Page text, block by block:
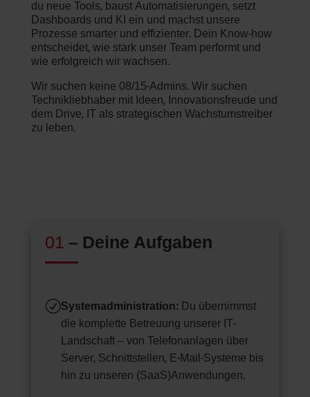
du neue Tools, baust Automatisierungen, setzt
Dashboards und KI ein und machst unsere
Prozesse smarter und effizienter. Dein Know-how
entscheidet, wie stark unser Team performt und
wie erfolgreich wir wachsen.
Wir suchen keine 08/15-Admins. Wir suchen
Technikliebhaber mit Ideen, Innovationsfreude und
dem Drive, IT als strategischen Wachstumstreiber
zu leben.
01 – Deine Aufgaben
RSystemadministration:Du übernimmst
die komplette Betreuung unserer IT-
Landschaft – von Telefonanlagen über
Server, Schnittstellen, E-Mail-Systeme bis
hin zu unseren (SaaS)Anwendungen.